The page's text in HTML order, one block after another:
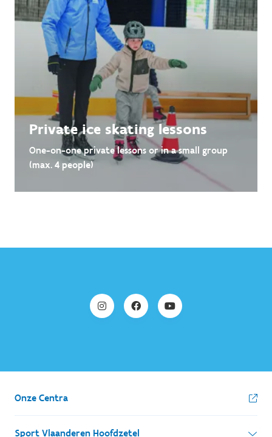
Private ice skating lessons
One-on-one private lessons or in a small group
(max. 4 people)
Onze Centra
Sport Vlaanderen Hoofdzetel